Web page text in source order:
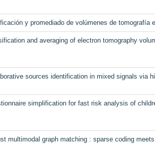
y promediado de volúmenes de tomografía
and averaging of electron tomography
sources identification in mixed signals via
simplification for fast risk analysis of
multimodal graph matching : sparse coding